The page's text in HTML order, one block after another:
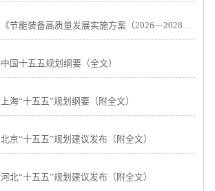
《节能装备高质量发展实施方案（2026—2028年）》（附全文）
中国十五五规划纲要（全文）
上海“十五五”规划纲要（附全文）
北京“十五五”规划建议发布（附全文）
河北“十五五”规划建议发布（附全文）